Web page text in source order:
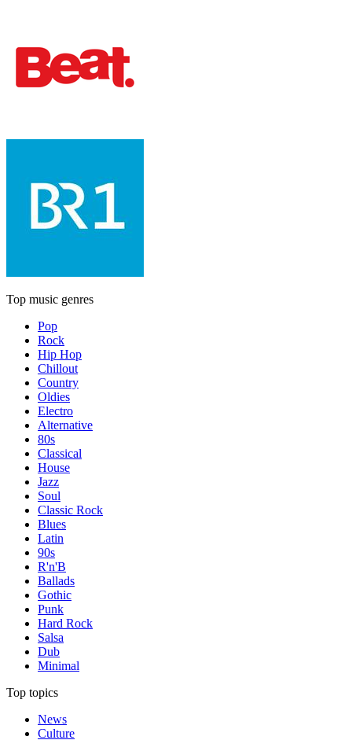
Top music genres
Pop
Rock
Hip Hop
Chillout
Country
Oldies
Electro
Alternative
80s
Classical
House
Jazz
Soul
Classic Rock
Blues
Latin
90s
R'n'B
Ballads
Gothic
Punk
Hard Rock
Salsa
Dub
Minimal
Top topics
News
Culture